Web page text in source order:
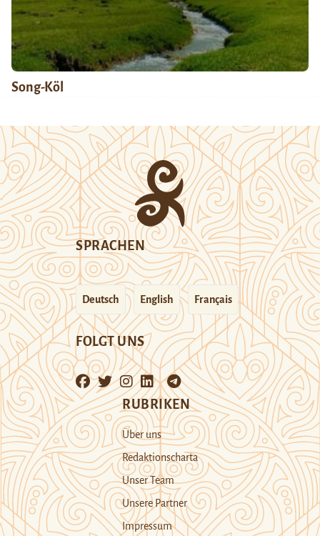
Song-Köl
SPRACHEN
Deutsch English Français
FOLGT UNS
RUBRIKEN
Über uns
Redaktionscharta
Unser Team
Unsere Partner
Impressum